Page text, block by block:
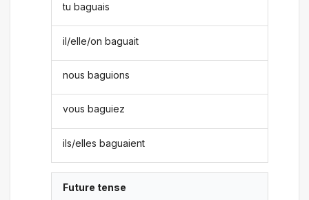
tu baguais
il/elle/on baguait
nous baguions
vous baguiez
ils/elles baguaient
Future tense